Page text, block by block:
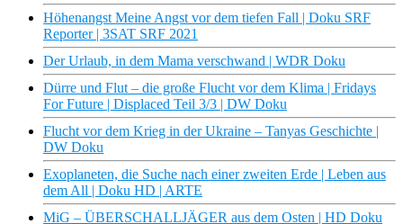
Höhenangst Meine Angst vor dem tiefen Fall | Doku SRF
Reporter | 3SAT SRF 2021
Der Urlaub, in dem Mama verschwand | WDR Doku
Dürre und Flut – die große Flucht vor dem Klima | Fridays
For Future | Displaced Teil 3/3 | DW Doku
Flucht vor dem Krieg in der Ukraine – Tanyas Geschichte |
DW Doku
Exoplaneten, die Suche nach einer zweiten Erde | Leben aus
dem All | Doku HD | ARTE
MiG – ÜBERSCHALLJÄGER aus dem Osten | HD Doku